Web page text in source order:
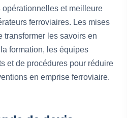
et meilleure
ferroviaires. Les mises
transformer les savoirs en
formation, les équipes
et de procédures pour réduire
en emprise ferroviaire.